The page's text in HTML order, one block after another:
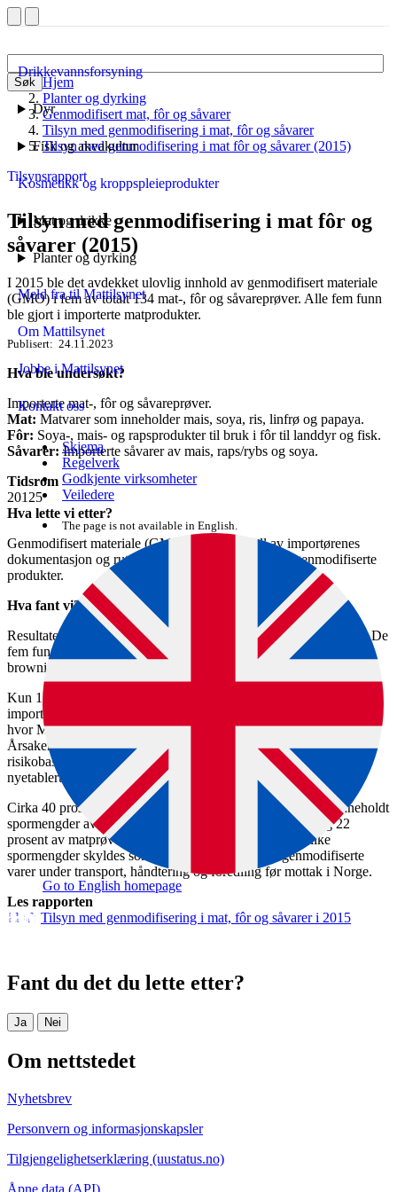
Søk
Drikkevannsforsyning
Dyr
Fisk og akvakultur
Kosmetikk og kroppspleieprodukter
Mat og drikke
Planter og dyrking
Meld fra til Mattilsynet
Om Mattilsynet
Jobbe i Mattilsynet
Kontakt oss
Skjema
Regelverk
Godkjente virksomheter
Veiledere
The page is not available in English.
Go to English homepage
Hjem
Planter og dyrking
Genmodifisert mat, fôr og såvarer
Tilsyn med genmodifisering i mat, fôr og såvarer
Tilsyn med genmodifisering i mat fôr og såvarer (2015)
Tilsynsrapport
Tilsyn med genmodifisering i mat fôr og
såvarer (2015)
I 2015 ble det avdekket ulovlig innhold av genmodifisert materiale
(GMO) i fem av totalt 134 mat-, fôr og såvareprøver. Alle fem funn
ble gjort i importerte matprodukter.
Publisert 24.11.2023
Hva ble undersøkt?
Importerte mat-, fôr og såvareprøver.
Mat: Matvarer som inneholder mais, soya, ris, linfrø og papaya.
Fôr: Soya-, mais- og rapsprodukter til bruk i fôr til landdyr og fisk.
Såvarer: Importerte såvarer av mais, raps/rybs og soya.
Tidsrom
20125
Hva lette vi etter?
Genmodifisert materiale (GMO), samt kontroll av importørenes
dokumentasjon og rutiner for å forhindre import av genmodifiserte
produkter.
Hva fant vi?
Resultatene viser at forekomsten av ulovlig GMO i Norge er lav. De
fem funnene var i henholdsvis maismel, maisnudler, proteinrik
brownie, te smaksatt med puffet ris og basmatiris.
Kun 12 av 32 matimportører hadde gode nok rutiner for å forhindre
import av genmodifiserte produkter. Det varierer noe fra år til år
hvor Mattilsynet tar prøver, så tallene er ikke helt sammenlignbare.
Årsaken til det dårlige resultatet vurderes å være Mattilsynets
risikobaserte tilsyn og økt kontroll av små/mellomstore og
nyetablerte importører.
Cirka 40 prosent av mat- og fôrprøvene som ble undersøkt inneholdt
spormengder av genmodifisert materiale, fordelt på om lag 22
prosent av matprøvene og 65 prosent av fôrprøvene. Slike
spormengder skyldes som oftest forurensning fra genmodifiserte
varer under transport, håndtering og foredling før mottak i Norge.
Les rapporten
Tilsyn med genmodifisering i mat, fôr og såvarer i 2015
Fant du det du lette etter?
Ja Nei
Om nettstedet
Nyhetsbrev
Personvern og informasjonskapsler
Tilgjengelighetserklæring (uustatus.no)